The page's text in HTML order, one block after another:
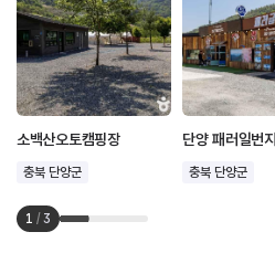
소백산오토캠핑장
충북 단양군
단양 패러일번지
충북 단양군
1 / 3